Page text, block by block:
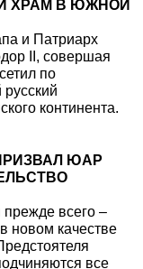
ХРАМ В ЮЖНОЙ
и Патриарх
II, совершая
по
континента.
ЮАР
всего –
новом качестве
все